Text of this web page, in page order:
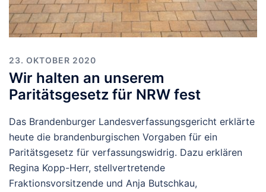
23. OKTOBER 2020
Wir halten an unserem
Paritätsgesetz für NRW fest
Das Brandenburger Landesverfassungsgericht erklärte
heute die brandenburgischen Vorgaben für ein
Paritätsgesetz für verfassungswidrig. Dazu erklären
Regina Kopp-Herr, stellvertretende
Fraktionsvorsitzende und Anja Butschkau,